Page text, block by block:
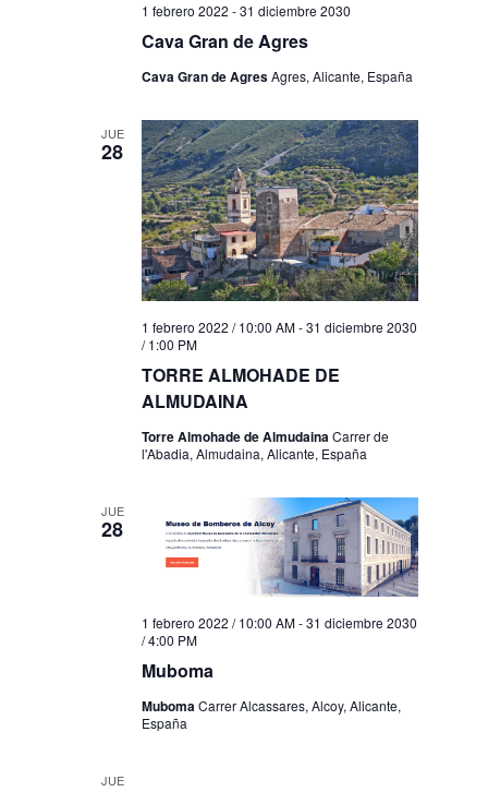
Cava Gran de Agres
1 febrero 2022 -31 diciembre 2030
Cava Gran de AgresAgres, Alicante, España
JUE
28
TORRE ALMOHADE DE
ALMUDAINA
1 febrero 2022 / 10:00 AM-31 diciembre 2030
/ 1:00 PM
Torre Almohade de AlmudainaCarrer de
l'Abadia, Almudaina, Alicante, España
JUE
28
Muboma
1 febrero 2022 / 10:00 AM-31 diciembre 2030
/ 4:00 PM
MubomaCarrer Alcassares, Alcoy, Alicante,
España
JUE